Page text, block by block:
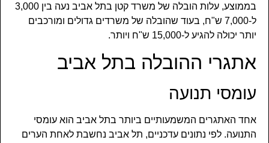
בממוצע, עלות הובלה של משרד קטן בתל אביב נעה בין 3,000
ל-7,000 ש"ח, בעוד שהובלה של משרדים גדולים ומורכבים
יותר יכולה להגיע ל-15,000 ש"ח ויותר.
אתגרי ההובלה בתל אביב
עומסי תנועה
אחד האתגרים המשמעותיים ביותר בתל אביב הוא עומסי
התנועה. לפי נתונים עדכניים, תל אביב נחשבת לאחת הערים